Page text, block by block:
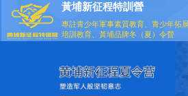
黃埔新征程特訓營
專註青少年軍事素質教育、青少年拓展
培訓教育、黃埔品牌冬（夏）令營